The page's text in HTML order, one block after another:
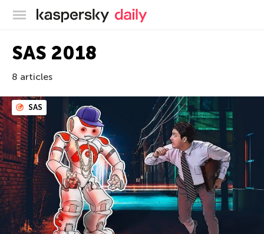
Blog officiel de Kaspersky
SAS 2018
8 articles
SAS